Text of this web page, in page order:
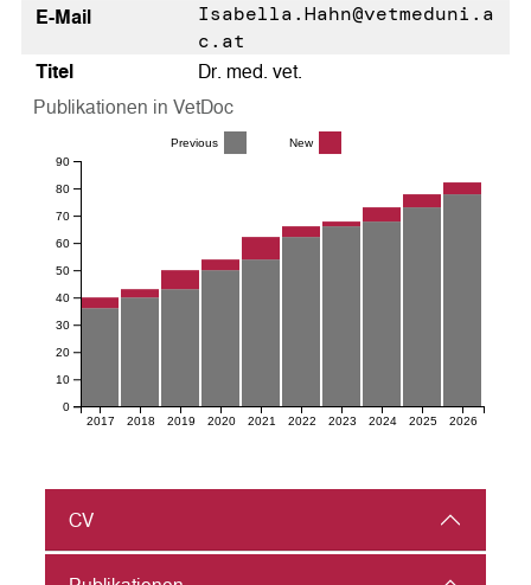
E-Mail
Isabella.Hahn@vetmeduni.a
c.at
Titel
Dr. med. vet.
Publikationen in VetDoc
2017 2018 2019 2020 2021 2022 2023 2024 2025 2026
0
10
20
30
40
50
60
70
80
90
Previous New
CV